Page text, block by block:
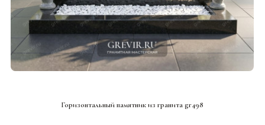
Горизонтальный памятник из гранита gr498